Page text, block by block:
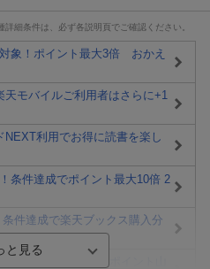
細条件は、必ず各説明頁でご確認ください。
象！ポイント最大3倍 おかえ
天モバイルご利用者はさらに+1
NEXT利用でお得に読書を楽し
条件達成でポイント最大10倍 2
条件達成で楽天ブックス購入分